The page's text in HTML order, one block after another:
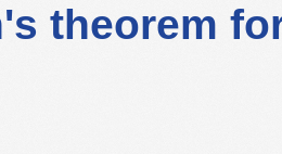
theorem